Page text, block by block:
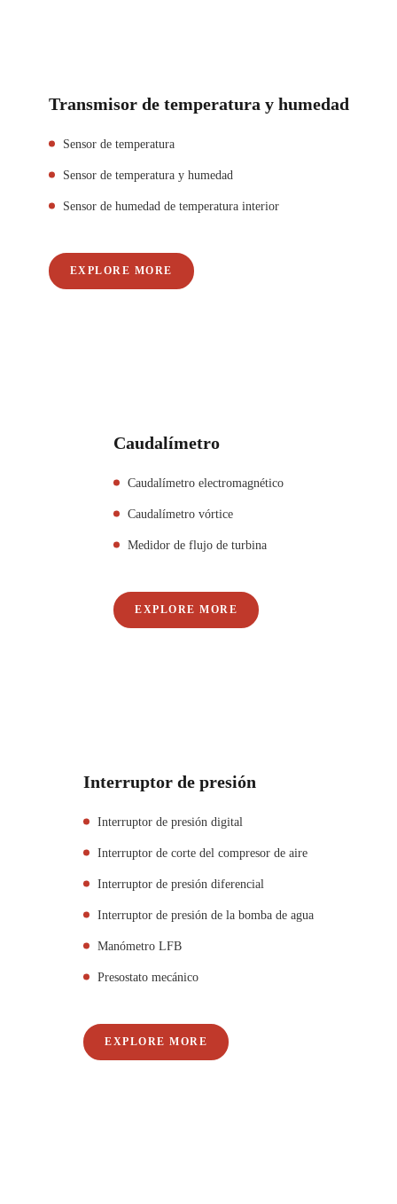
Transmisor de temperatura y humedad
Sensor de temperatura
Sensor de temperatura y humedad
Sensor de humedad de temperatura interior
EXPLORE MORE
Caudalímetro
Caudalímetro electromagnético
Caudalímetro vórtice
Medidor de flujo de turbina
EXPLORE MORE
Interruptor de presión
Interruptor de presión digital
Interruptor de corte del compresor de aire
Interruptor de presión diferencial
Interruptor de presión de la bomba de agua
Manómetro LFB
Presostato mecánico
EXPLORE MORE